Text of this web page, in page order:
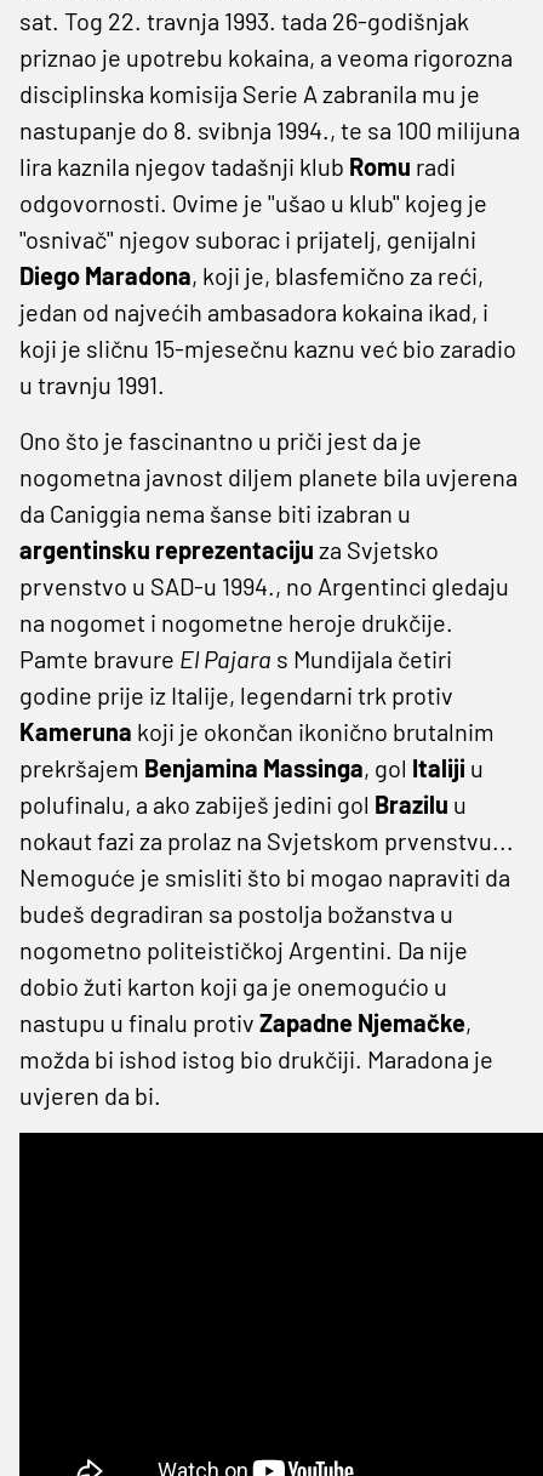
sat. Tog 22. travnja 1993. tada 26-godišnjak
priznao je upotrebu kokaina, a veoma rigorozna
disciplinska komisija Serie A zabranila mu je
nastupanje do 8. svibnja 1994., te sa 100 milijuna
lira kaznila njegov tadašnji klub Romu radi
odgovornosti. Ovime je ''ušao u klub'' kojeg je
''osnivač'' njegov suborac i prijatelj, genijalni
Diego Maradona, koji je, blasfemično za reći,
jedan od najvećih ambasadora kokaina ikad, i
koji je sličnu 15-mjesečnu kaznu već bio zaradio
u travnju 1991.
Ono što je fascinantno u priči jest da je
nogometna javnost diljem planete bila uvjerena
da Caniggia nema šanse biti izabran u
argentinsku reprezentaciju za Svjetsko
prvenstvo u SAD-u 1994., no Argentinci gledaju
na nogomet i nogometne heroje drukčije.
Pamte bravure El Pajara s Mundijala četiri
godine prije iz Italije, legendarni trk protiv
Kameruna koji je okončan ikonično brutalnim
prekršajem Benjamina Massinga, gol Italiji u
polufinalu, a ako zabiješ jedini gol Brazilu u
nokaut fazi za prolaz na Svjetskom prvenstvu...
Nemoguće je smisliti što bi mogao napraviti da
budeš degradiran sa postolja božanstva u
nogometno politeističkoj Argentini. Da nije
dobio žuti karton koji ga je onemogućio u
nastupu u finalu protiv Zapadne Njemačke,
možda bi ishod istog bio drukčiji. Maradona je
uvjeren da bi.